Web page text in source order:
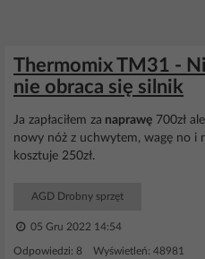
Thermomix TM31 -
nie obraca się silnik
Ja zapłaciłem za naprawę 700zł
nowy nóż z uchwytem, wagę no i
kosztuje 250zł.
AGD Drobny sprzęt
05 Gru 2022 14:54
Odpowiedzi: 8 Wyświetleń: 48981